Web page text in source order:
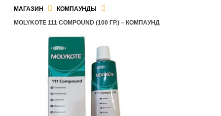
МАГАЗИН
КОМПАУНДЫ
MOLYKOTE 111 COMPOUND (100 ГР.) – КОМПАУНД